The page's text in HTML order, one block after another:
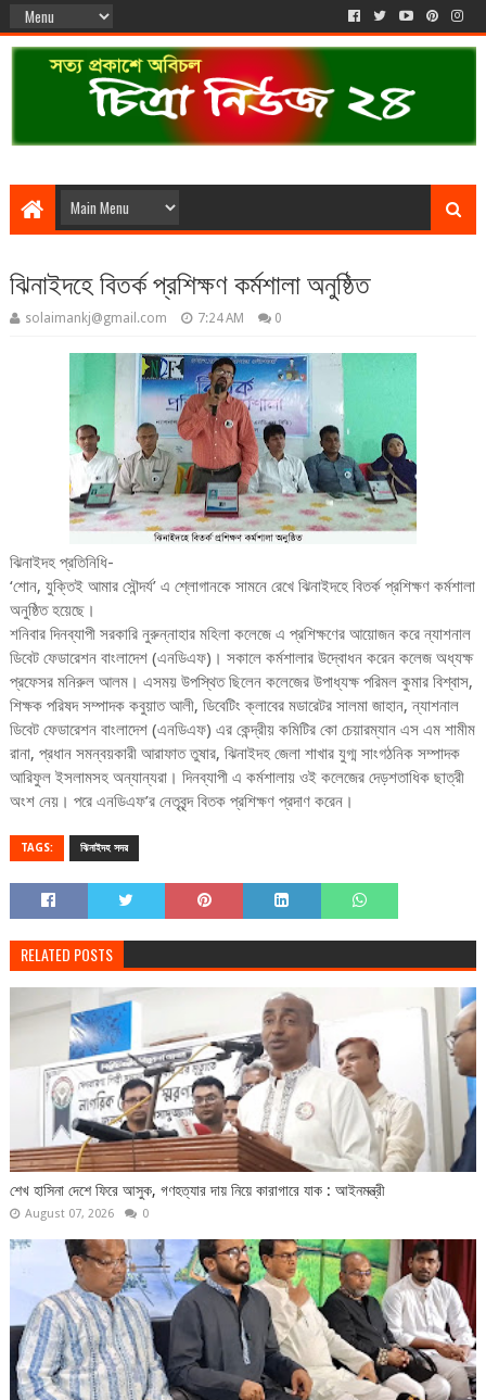
ঝিনাইদহে বিতর্ক প্রশিক্ষণ কর্মশালা অনুষ্ঠিত
solaimankj@gmail.com 7:24 AM 0
ঝিনাইদহ প্রতিনিধি-
‘শোন, যুক্তিই আমার সৌন্দর্য’ এ শ্লোগানকে সামনে রেখে ঝিনাইদহে বিতর্ক প্রশিক্ষণ কর্মশালা
অনুষ্ঠিত হয়েছে।
শনিবার দিনব্যাপী সরকারি নুরুন্নাহার মহিলা কলেজে এ প্রশিক্ষণের আয়োজন করে ন্যাশনাল
ডিবেট ফেডারেশন বাংলাদেশ (এনডিএফ)। সকালে কর্মশালার উদ্বোধন করেন কলেজ অধ্যক্ষ
প্রফেসর মনিরুল আলম। এসময় উপস্থিত ছিলেন কলেজের উপাধ্যক্ষ পরিমল কুমার বিশ্বাস,
শিক্ষক পরিষদ সম্পাদক কবুয়াত আলী, ডিবেটিং ক্লাবের মডারেটর সালমা জাহান, ন্যাশনাল
ডিবেট ফেডারেশন বাংলাদেশ (এনডিএফ) এর কেন্দ্রীয় কমিটির কো চেয়ারম্যান এস এম শামীম
রানা, প্রধান সমন্বয়কারী আরাফাত তুষার, ঝিনাইদহ জেলা শাখার যুগ্ম সাংগঠনিক সম্পাদক
আরিফুল ইসলামসহ অন্যান্যরা। দিনব্যাপী এ কর্মশালায় ওই কলেজের দেড়শতাধিক ছাত্রী
অংশ নেয়। পরে এনডিএফ’র নেতৃবৃন্দ বিতক প্রশিক্ষণ প্রদাণ করেন।
TAGS: ঝিনাইদহ সদর
RELATED POSTS
শেখ হাসিনা দেশে ফিরে আসুক, গণহত্যার দায় নিয়ে কারাগারে যাক : আইনমন্ত্রী
August 07, 2026 0